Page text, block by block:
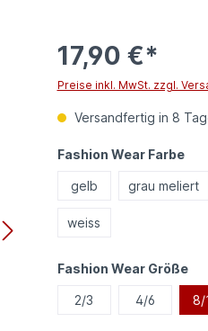
17,90 €*
Preise inkl. MwSt. zzgl.
Versandfertig in 8
Fashion Wear Farbe
gelb grau meliert
weiss
Fashion Wear Größe
2/3 4/6 8/